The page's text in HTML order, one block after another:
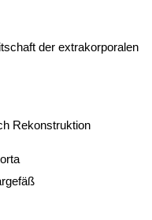
der extrakorporalen
Rekonstruktion